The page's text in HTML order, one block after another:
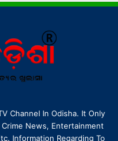
Channel In Odisha. It Only
News, Entertainment
Information Regarding To